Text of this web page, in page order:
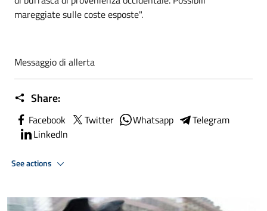
mareggiate sulle coste esposte".
Messaggio di allerta
Share:
Facebook Twitter Whatsapp
Telegram
LinkedIn
See actions